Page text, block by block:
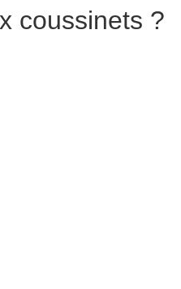
coussinets ?